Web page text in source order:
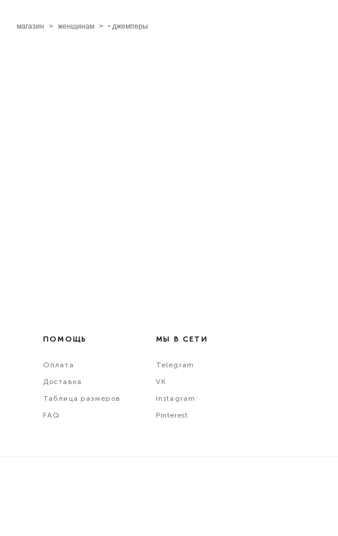
магазин > женщинам > ‣ джемперы
ПОМОЩЬ
Оплата
Доставка
Таблица размеров
FAQ
МЫ В СЕТИ
Telegram
VK
Instagram
Pinterest